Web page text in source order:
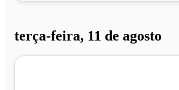
terça-feira, 11 de agosto